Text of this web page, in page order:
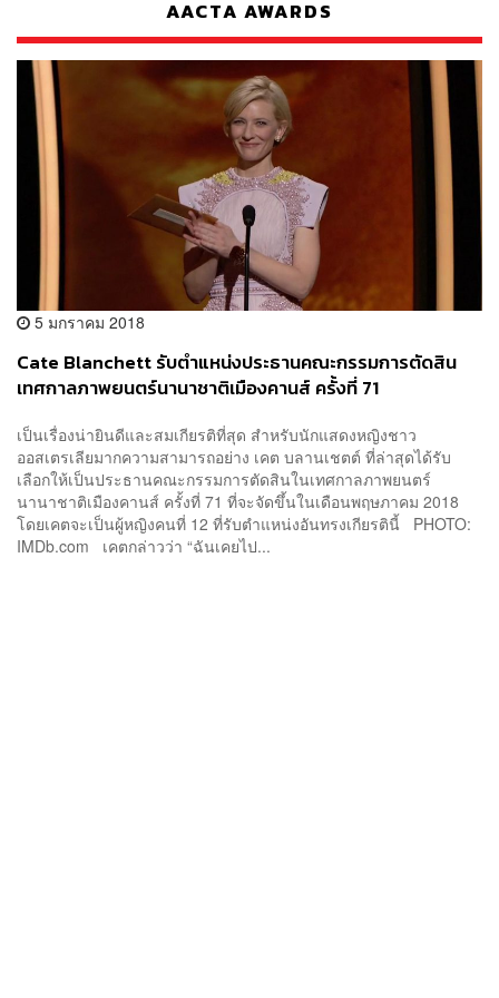
AACTA AWARDS
5 มกราคม 2018
Cate Blanchett รับตำแหน่งประธานคณะกรรมการตัดสิน
เทศกาลภาพยนตร์นานาชาติเมืองคานส์ ครั้งที่ 71
เป็นเรื่องน่ายินดีและสมเกียรติที่สุด สำหรับนักแสดงหญิงชาว
ออสเตรเลียมากความสามารถอย่าง เคต บลานเชตต์ ที่ล่าสุดได้รับ
เลือกให้เป็นประธานคณะกรรมการตัดสินในเทศกาลภาพยนตร์
นานาชาติเมืองคานส์ ครั้งที่ 71 ที่จะจัดขึ้นในเดือนพฤษภาคม 2018
โดยเคตจะเป็นผู้หญิงคนที่ 12 ที่รับตำแหน่งอันทรงเกียรตินี้ PHOTO:
IMDb.com เคตกล่าวว่า “ฉันเคยไป...